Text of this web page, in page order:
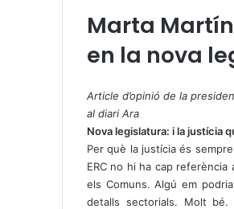
Marta
en la nova
h
a
t
s
A
p
e
l
e
g
r
a
m
Article d’opinió de la
al diari Ara
Nova legislatura: i la justícia
Per què la justícia és
ERC no hi ha cap
els Comuns. Algú em
detalls sectorials. Molt bé.